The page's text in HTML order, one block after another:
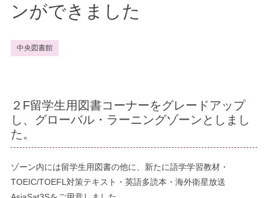
ンができました
中央図書館
２F留学生用図書コーナーをグレードアップ
し、グローバル・ラーニングゾーンとしまし
た。
ゾーン内には留学生用図書の他に、新たに語学学習教材・
TOEIC/TOEFL対策テキスト・英語多読本・海外衛星放送